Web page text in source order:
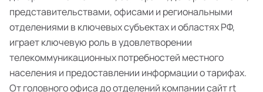
представительствами, офисами и региональными
отделениями в ключевых субъектах и областях РФ,
играет ключевую роль в удовлетворении
телекоммуникационных потребностей местного
населения и предоставлении информации о тарифах.
От головного офиса до отделений компании сайт rt